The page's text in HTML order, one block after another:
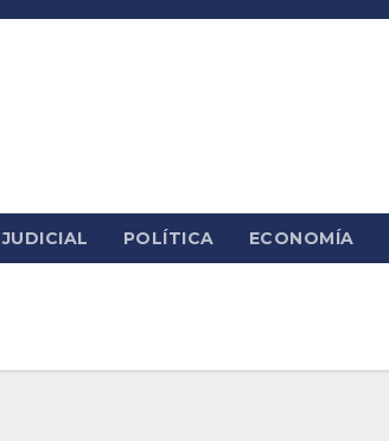
JUDICIAL POLÍTICA ECONOMÍA